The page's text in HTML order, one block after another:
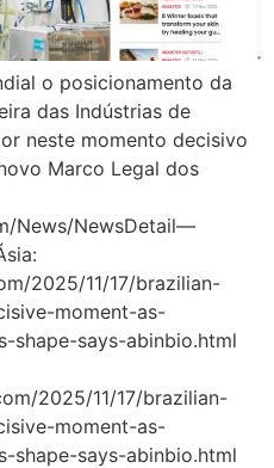
o posicionamento da
das Indústrias de
neste momento decisivo
Marco Legal dos
News/NewsDetail—
2025/11/17/brazilian-
moment-as-
shape-says-abinbio.html
2025/11/17/brazilian-
moment-as-
shape-says-abinbio.html